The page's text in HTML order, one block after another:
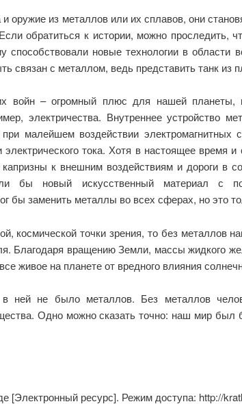
оружие из металлов или их сплавов, они
обратиться к истории, можно проследить,
новые технологии в области
связан с металлом, ведь представить танк из
войн – огромный плюс для нашей
электричества. Внутреннее устройство
малейшем воздействии
тока. Хотя в настоящее время
к внешним воздействиям и дороги в
бы новый искусственный материал с
бы заменить металлы во всех сферах, но это
космической точки зрения, то без металлов
Благодаря вращению Земли, массы жидкого
живое на планете от вредного влияния
не было металлов. Без металлов
Одно можно сказать точно: наш мир
[Электронный ресурс]. Режим доступа: http://